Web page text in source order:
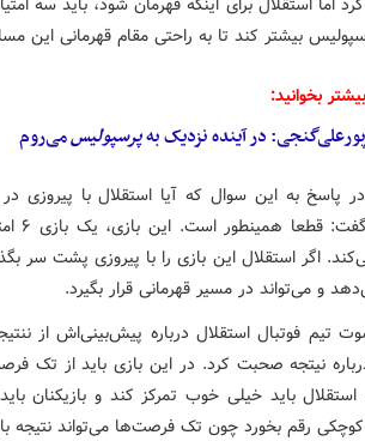
بیشتر کند تا به راحتی مقام قهرمانی این
بیشتر بخوانید:
پورعلی‌گنجی: در آینده‌ نزدیک بهپرسپولیسمی‌روم
پاسخ به این سوال که آیا استقلال با پیروزی
اگر استقلال این بازی را با پیروزی پشت سر
و می‌تواند در مسیر قهرمانی قرار بگیرد.
تیم فوتبال استقلال درباره پیش‌بینی‌اش از
نیتجه صحبت کرد. در این بازی باید از تک
باید خیلی خوب تمرکز کند و بازیکنان
کوچکی رقم بخورد چون تک فرصت‌ها می‌تواند نتیجه